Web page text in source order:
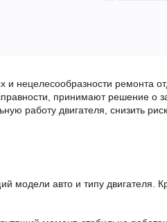
и нецелесообразности ремонта
принимают решение о
работу двигателя, снизить риск
модели авто и типу двигателя.